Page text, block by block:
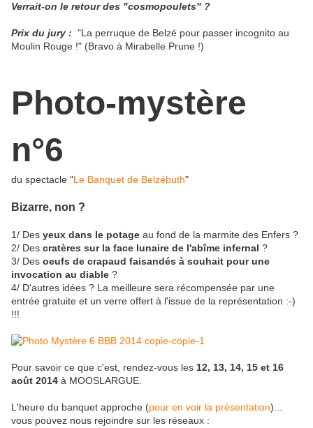
Verrait-on le retour des "cosmopoulets" ?
Prix du jury : "La perruque de Belzé pour passer incognito au
Moulin Rouge !" (Bravo à Mirabelle Prune !)
Photo-mystère
n°6
du spectacle "Le Banquet de Belzébuth"
Bizarre, non ?
1/ Des yeux dans le potage au fond de la marmite des Enfers ?
2/ Des cratères sur la face lunaire de l'abîme infernal ?
3/ Des oeufs de crapaud faisandés à souhait pour une
invocation au diable ?
4/ D'autres idées ? La meilleure sera récompensée par une
entrée gratuite et un verre offert à l'issue de la représentation :-)
!!!
Pour savoir ce que c'est, rendez-vous les 12, 13, 14, 15 et 16
août 2014 à MOOSLARGUE.
L'heure du banquet approche (pour en voir la présentation)...
vous pouvez nous rejoindre sur les réseaux :